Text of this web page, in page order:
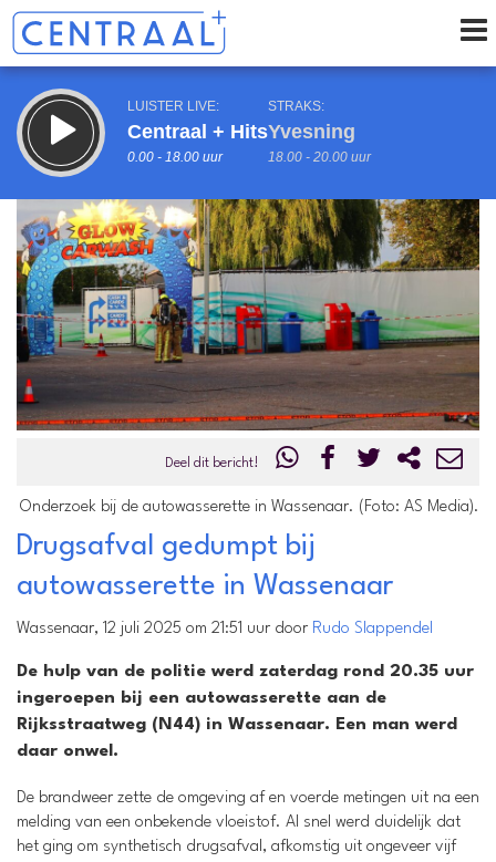
LUISTER LIVE:
Centraal + Hits
0.00 - 18.00 uur
STRAKS:
Yvesning
18.00 - 20.00 uur
Vorig uur uur 1 van 0
Inklappen
Deel dit bericht!
Onderzoek bij de autowasserette in Wassenaar. (Foto: AS Media).
Drugsafval gedumpt bij
autowasserette in Wassenaar
Wassenaar, 12 juli 2025 om 21:51 uur door Rudo Slappendel
De hulp van de politie werd zaterdag rond 20.35 uur
ingeroepen bij een autowasserette aan de
Rijksstraatweg (N44) in Wassenaar. Een man werd
daar onwel.
De brandweer zette de omgeving af en voerde metingen uit na een
melding van een onbekende vloeistof. Al snel werd duidelijk dat
het ging om synthetisch drugsafval, afkomstig uit ongeveer vijf